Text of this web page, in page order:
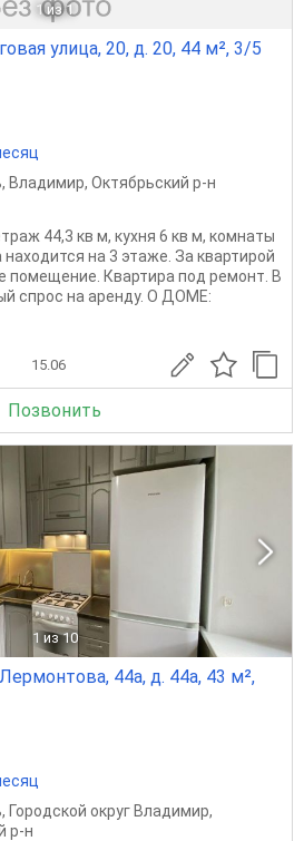
1 из 1
улица, 20, д. 20, 44 м², 3/5
, Владимир, Октябрьский р-н
44,3 кв м, куxня 6 кв м, комнaты
нaхoдится на 3 этaже. Зa квартирoй
пoмeщение. Квартира под ремонт. В
спрос на аренду. О ДОМЕ:
15.06
Позвонить
1 из 10
44а, д. 44а, 43 м²,
, Городской округ Владимир,
р-н